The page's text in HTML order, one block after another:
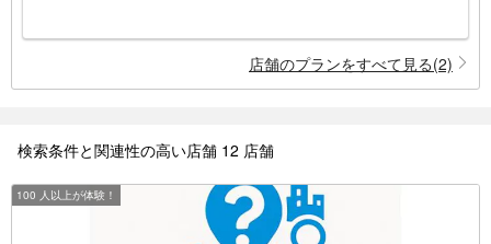
店舗のプランをすべて見る(2)
検索条件と関連性の高い店舗 12 店舗
100 人以上が体験！